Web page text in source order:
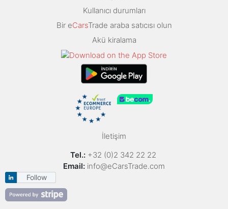
Kullanıcı durumları
Bir eCarsTrade araba satıcısı olun
Akü kiralama
İletişim
Tel.: +32 (0)2 342 22 22
Email: info@eCarsTrade.com
Follow